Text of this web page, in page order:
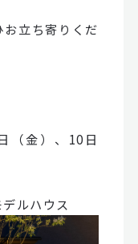
立ち寄りくだ
（金）、10日
ルハウス